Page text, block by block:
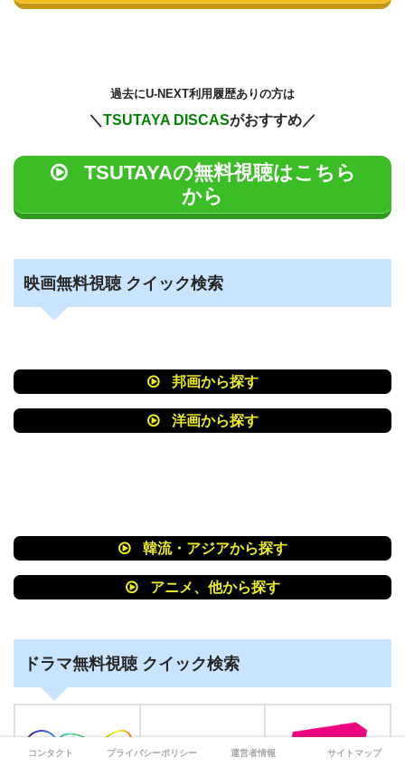
過去にU-NEXT利用履歴ありの方は
＼ TSUTAYA DISCASがおすすめ／
TSUTAYAの無料視聴はこちら
から
映画無料視聴 クイック検索
邦画から探す
洋画から探す
韓流・アジアから探す
アニメ、他から探す
ドラマ無料視聴 クイック検索
コンタクト プライバシーポリシー 運営者情報 サイトマップ